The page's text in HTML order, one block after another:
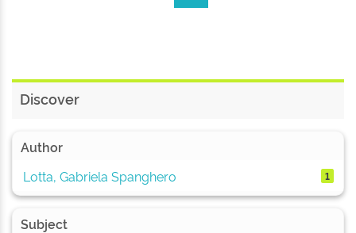
Discover
Author
Lotta, Gabriela Spanghero
1
Subject